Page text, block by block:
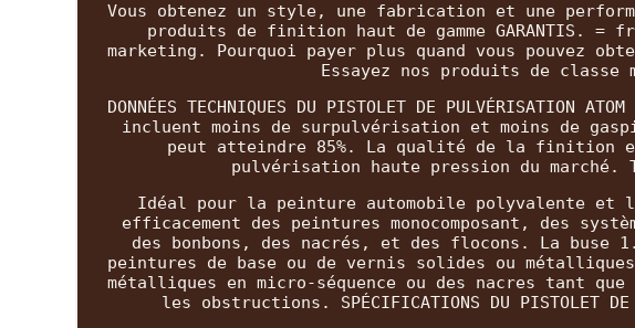
Vous obtenez un style, une fabrication et une
produits de finition haut de gamme GARANTIS. =
marketing. Pourquoi payer plus quand vous pouvez
Essayez nos produits de classe
DONNÉES TECHNIQUES DU PISTOLET DE
incluent moins de surpulvérisation et moins de
peut atteindre 85%. La qualité de la finition
pulvérisation haute pression du
Idéal pour la peinture automobile polyvalente
efficacement des peintures monocomposant, des
des bonbons, des nacrés, et des flocons. La buse
peintures de base ou de vernis solides ou
métalliques en micro-séquence ou des nacres tant
les obstructions. SPÉCIFICATIONS DU PISTOLET